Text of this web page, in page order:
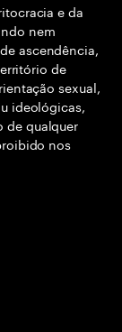
e da
nem
ascendência,
de
sexual,
ideológicas,
de qualquer
nos